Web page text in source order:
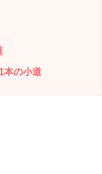
本の小道